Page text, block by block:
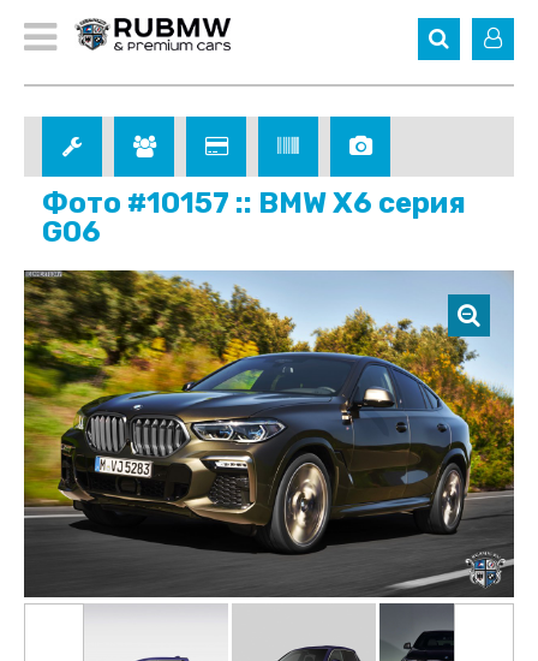
Фото #10157 :: BMW X6 серия
G06